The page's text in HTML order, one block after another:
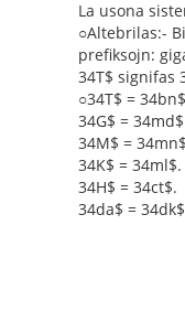
La usona
○Altebrilas:-
prefiksojn:
34T$ signifas
○34T$ =
34G$ =
34M$ =
34K$ = 34ml$.
34H$ = 34ct$.
34da$ = 34dk$